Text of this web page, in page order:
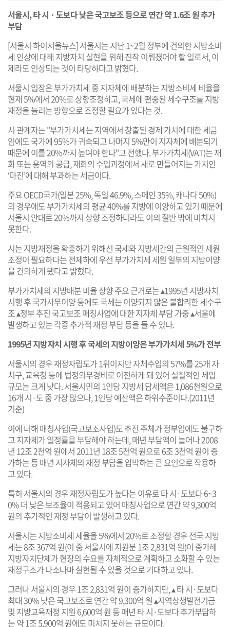
서울시, 타 시ㆍ도보다 낮은 국고보조 등으로 연간 약 1.6조 원 추가
부담
[서울시 하이서울뉴스] 서울시는 지난 1~2월 정부에 건의한 지방소비
세 인상에 대해 지방자치 실현을 위해 진작 이뤄졌어야 할 일로서, 이
제라도 인상되는 것이 타당하다고 밝혔다.
서울시 입장은 부가가치세 중 지자체에 배분하는 지방소비세 비율을
현재 5%에서 20%로 상향조정하고, 국세에 편중된 세수구조를 지방
재정을 늘리는 방향으로 조정할 필요가 있다는 것.
시 관계자는 "부가가치세는 지역에서 창출된 경제 가치에 대한 세금
임에도 국가에 95%가 귀속되고 나머지 5%만이 지자체에 배분되기
때문에 이를 20%까지 높여야 한다"고 전했다. 부가가치세(VAT)는 재
화 또는 용역의 공급, 재화의 수입과정에서 새로 만들어지는 가치인
‘마진’에 대해 부과하는 세금이다.
주요 OECD국가(일본 25%, 독일 46.9%, 스페인 35%, 캐나다 50%)
의 경우에도 부가가치세의 평균 40%를 지방에 이양하고 있기 때문에
서울시 안대로 20%까지 상향 조정하더라도 이의 절반 밖에 미치지
못한다.
시는 지방재정을 확충하기 위해선 국세와 지방세간의 근원적인 세원
조정이 필요하다는 전제하에 우선 부가가치세 세원 일부의 지방이양
을 건의하게 됐다고 밝혔다.
부가가치세의 지방배분 비율 상향 주요 근거로는 ▴1995년 지방자치
시행 후 국가사무이양 등에도 국세는 이양되지 않은 불합리한 세수구
조 ▴정부 추진 국고보조 매칭사업에 대한 지자체 부담 가중 ▴서울에
발생하고 있는 각종 추가적 재정 부담 등을 들 수 있다.
1995년 지방자치 시행 후 국세의 지방이양은 부가가치세 5%가 전부
서울시의 경우 재정자립도가 1위이지만 자체수입의 57%를 25개 자
치구, 교육청 등에 법정의무경비로 이전하게 돼 있어 실질적인 세입
규모는 크게 낮다. 서울시민의 1인당 지방세 담세액은 1,086천원으로
16개 시·도 중 가장 많으나, 1인당 예산액은 하위수준이다.(2011년
기준)
이에 더해 매칭사업(국고보조사업)도 추진 주체가 정부임에도 불구하
고 지자체가 일정률을 부담해야 하는데, 매년 부담액이 늘어나 2008
년 12조 2천억 원에서 2011년 18조 5천억 원으로 6조 3천억 원이 증
가하는 등 매년 지자체의 재정 부담을 압박하는 큰 요인으로 작용하
고 있다.
특히 서울시의 경우 재정자립도가 높다는 이유로 타 시·도보다 6~3
0% 더 낮은 보조율이 적용되고 있어 매칭사업으로 연간 약 9,300억
원의 추가적인 재정 부담이 발생하고 있다.
서울시는 지방소비세 세율을 5%에서 20%로 조정할 경우 전국 지방
세는 8조 367억 원(이 중 서울시에 지원분 1조 2,831억 원)이 증가해
지방자치단체가 현장의 수요를 자체적으로 계획하고 소화할 수 있는
재정구조가 다소나마 실현될 수 있을 것으로 기대하고 있다.
그러나 서울시의 경우 1조 2,831억 원이 증가하지만, ▴ 타 시·도보다
최대 30% 낮은 국고보조로 연간 약 9,300억 원 ▴지역상생발전기금
및 지방교육재정 지원 6,600억 원 등 매년 타 시·도보다 추가부담하
는 약 1조 5,900억 원에도 미치지 못하는 규모이다.